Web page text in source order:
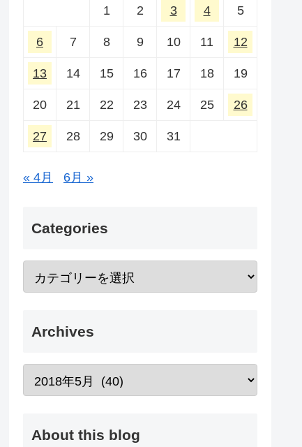
1 2 3 4 5
6 7 8 9 10 11 12
13 14 15 16 17 18 19
20 21 22 23 24 25 26
27 28 29 30 31
« 4月 6月 »
Categories
Archives
About this blog